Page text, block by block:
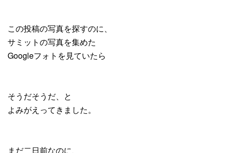
この投稿の写真を探すのに、
サミットの写真を集めた
Googleフォトを見ていたら
そうだそうだ、と
よみがえってきました。
まだ二日前なのに、